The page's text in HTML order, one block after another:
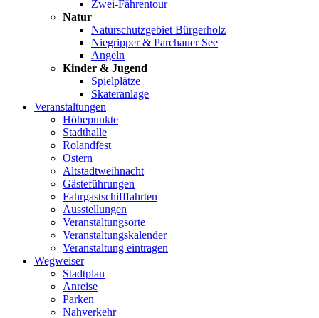
Zwei-Fährentour
Natur
Naturschutzgebiet Bürgerholz
Niegripper & Parchauer See
Angeln
Kinder & Jugend
Spielplätze
Skateranlage
Veranstaltungen
Höhepunkte
Stadthalle
Rolandfest
Ostern
Altstadtweihnacht
Gästeführungen
Fahrgastschifffahrten
Ausstellungen
Veranstaltungsorte
Veranstaltungskalender
Veranstaltung eintragen
Wegweiser
Stadtplan
Anreise
Parken
Nahverkehr